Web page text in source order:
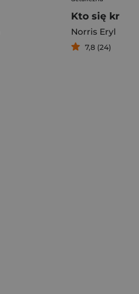
Kto się kryje
Norris Eryl
7,8 (24)